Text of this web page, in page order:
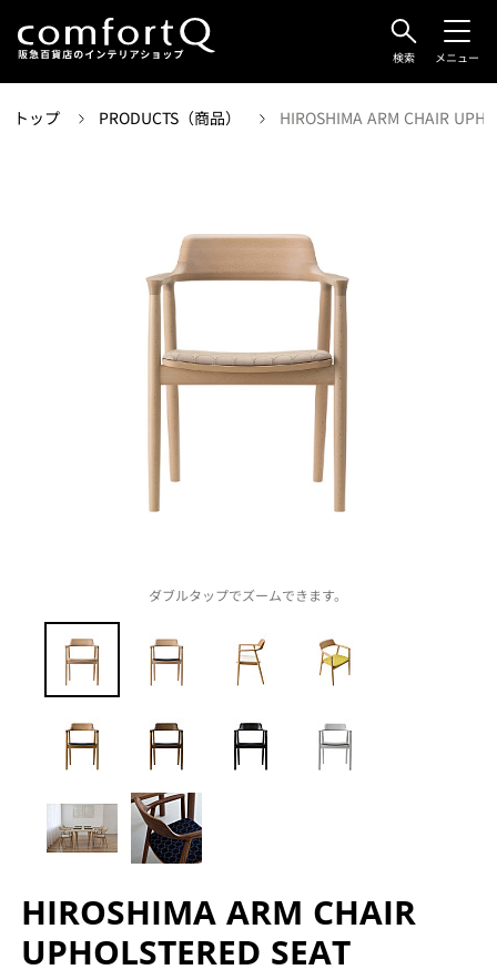
検索 メニュー
トップ PRODUCTS（商品） HIROSHIMA ARM CHAIR
ダブルタップでズームできます。
HIROSHIMA ARM CHAIR
UPHOLSTERED SEAT